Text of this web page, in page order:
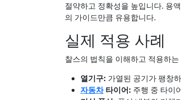
절약하고 정확성을 높입니다. 용
의 가이드만큼 유용합니다.
실제 적용 사례
찰스의 법칙을 이해하고 적용하
열기구: 가열된 공기가 팽창
자동차타이어: 주행 중 타이